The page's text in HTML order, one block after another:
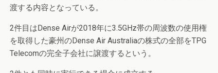
渡する内容となっている。
2件目はDense Airが2018年に3.5GHz帯の周波数の使用権
を取得した豪州のDense Air Australiaの株式の全部をTPG
Telecomの完全子会社に譲渡するという。